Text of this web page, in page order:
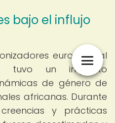
bajo el influjo
europeos al
tuvo un impacto
de género de
africanas. Durante
y prácticas